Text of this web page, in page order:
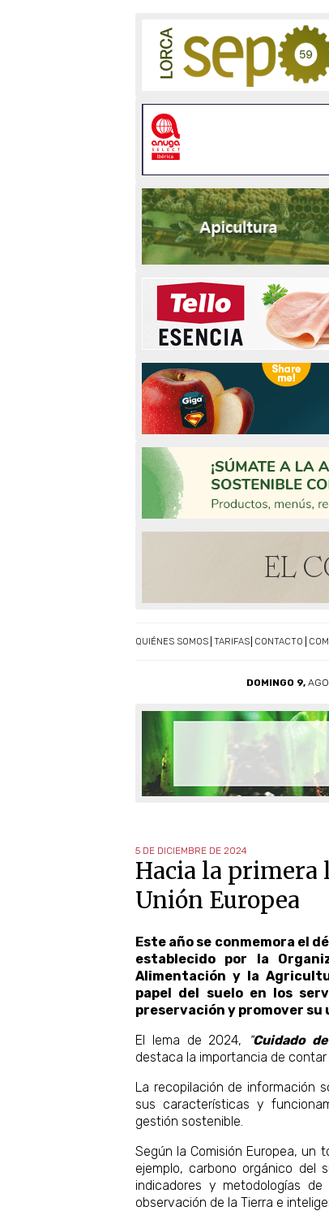
QUIÉNES SOMOS TARIFAS CONTACTO
DOMINGO 9,
5 DE DICIEMBRE DE 2024
Hacia la primera
Unión Europea
Este año se conmemora el
establecido por la
Alimentación y la
papel del suelo en los
preservación y promover su
El lema de 2024,
"Cuidado
destaca la importancia de
La recopilación de información
sus características y
gestión sostenible.
Según la Comisión Europea, un
ejemplo, carbono orgánico del
indicadores y metodologías
observación de la Tierra e